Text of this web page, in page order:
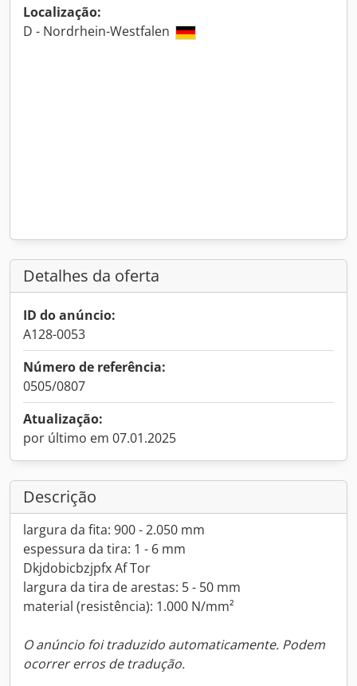
Localização:
D - Nordrhein-Westfalen
Detalhes da oferta
ID do anúncio:
A128-0053
Número de referência:
0505/0807
Atualização:
por último em 07.01.2025
Descrição
largura da fita: 900 - 2.050 mm
espessura da tira: 1 - 6 mm
Dkjdobicbzjpfx Af Tor
largura da tira de arestas: 5 - 50 mm
material (resistência): 1.000 N/mm²
O anúncio foi traduzido automaticamente. Podem
ocorrer erros de tradução.